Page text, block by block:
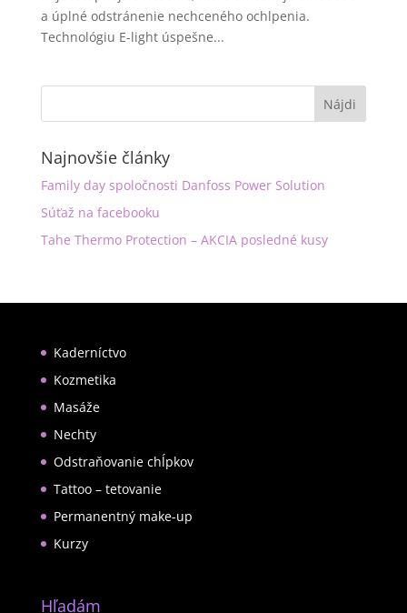
a úplné odstránenie nechceného ochlpenia.
Technológiu E-light úspešne...
Najnovšie články
Family day spoločnosti Danfoss Power Solution
Súťaž na facebooku
Tahe Thermo Protection – AKCIA posledné kusy
Kaderníctvo
Kozmetika
Masáže
Nechty
Odstraňovanie chĺpkov
Tattoo – tetovanie
Permanentný make-up
Kurzy
Hľadám